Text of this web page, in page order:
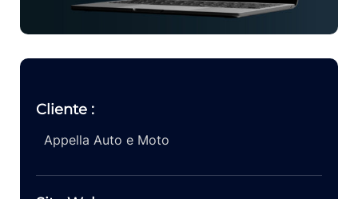
Cliente :
Appella Auto e Moto